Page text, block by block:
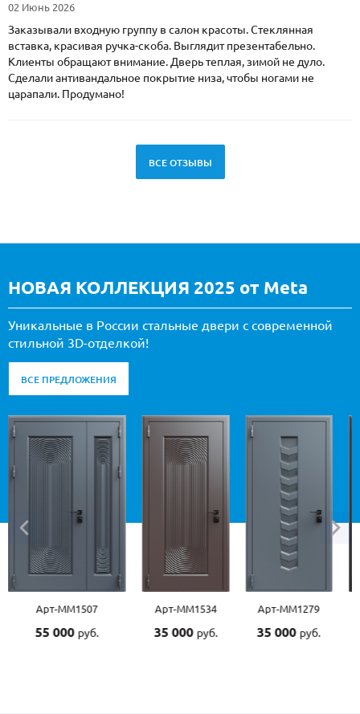
02 Июнь 2026
Заказывали входную группу в салон красоты. Стеклянная
вставка, красивая ручка-скоба. Выглядит презентабельно.
Клиенты обращают внимание. Дверь теплая, зимой не дуло.
Сделали антивандальное покрытие низа, чтобы ногами не
царапали. Продумано!
ВСЕ ОТЗЫВЫ
НОВАЯ КОЛЛЕКЦИЯ 2025 от Meta
Уникальные в России стальные двери с современной
стильной 3D-отделкой!
ВСЕ ПРЕДЛОЖЕНИЯ
Арт-ММ1507
55 000 руб.
Арт-ММ1534
35 000 руб.
Арт-ММ1279
35 000 руб.